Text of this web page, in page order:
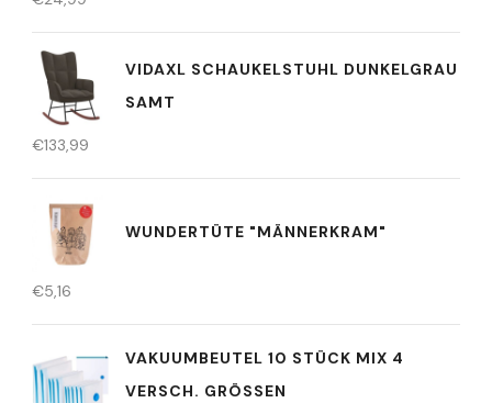
VIDAXL SCHAUKELSTUHL DUNKELGRAU
SAMT
€133,99
WUNDERTÜTE "MÄNNERKRAM"
€5,16
VAKUUMBEUTEL 10 STÜCK MIX 4
VERSCH. GRÖSSEN A